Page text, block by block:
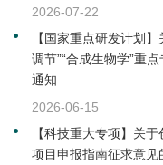
2026-07-22
【国家重点研发计划
调节”“合成生物学”重
通知
2026-06-15
【科技重大专项】关
项目申报指南征求意见